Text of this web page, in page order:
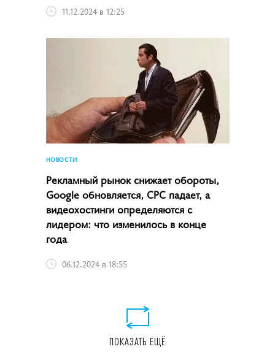
11.12.2024 в 12:25
НОВОСТИ
Рекламный рынок снижает обороты,
Google обновляется, CPC падает, а
видеохостинги определяются с
лидером: что изменилось в конце
года
06.12.2024 в 18:55
ПОКАЗАТЬ ЕЩЁ